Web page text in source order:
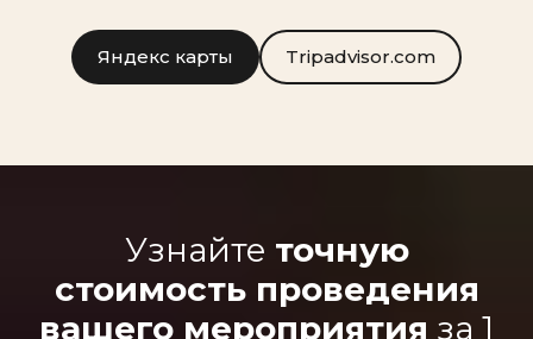
Яндекс карты Tripadvisor.com
Узнайте точную
стоимость проведения
вашего мероприятия за 1